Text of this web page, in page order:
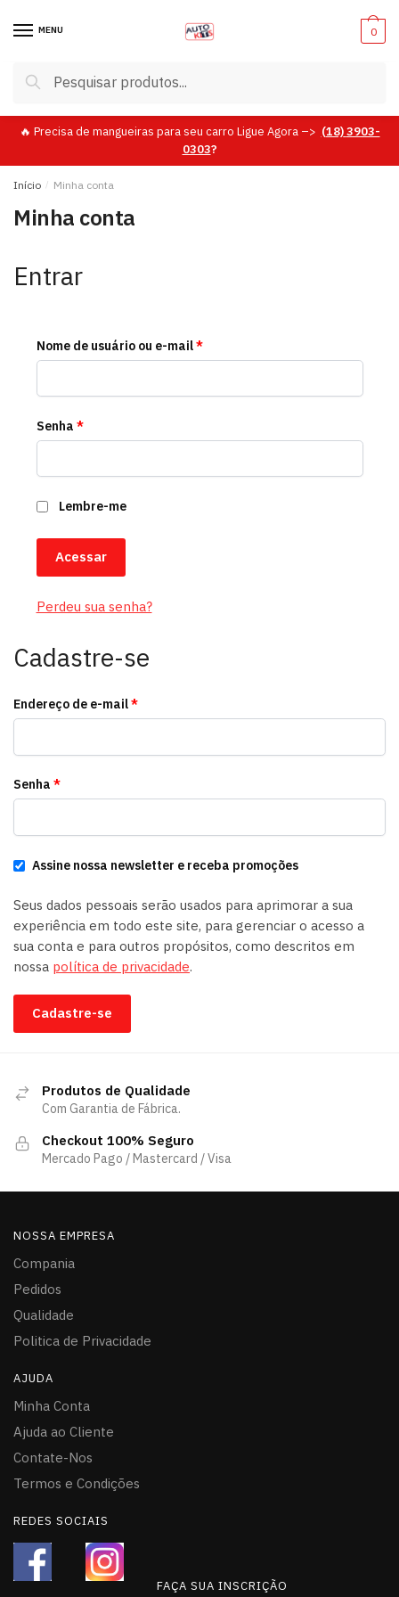
MENU
Pesquisar
0
🔥 Precisa de mangueiras para seu carro Ligue Agora –> (18) 3903-
0303?
Início / Minha conta
Minha conta
Entrar
Nome de usuário ou e-mail*
Senha *
Lembre-me
Acessar
Perdeu sua senha?
Cadastre-se
Endereço de e-mail*
Senha *
Assine nossa newsletter e receba promoções
Seus dados pessoais serão usados para aprimorar a sua
experiência em todo este site, para gerenciar o acesso a
sua conta e para outros propósitos, como descritos em
nossa política de privacidade.
Cadastre-se
Produtos de Qualidade
Com Garantia de Fábrica.
Checkout 100% Seguro
Mercado Pago / Mastercard / Visa
NOSSA EMPRESA
Compania
Pedidos
Qualidade
Politica de Privacidade
AJUDA
Minha Conta
Ajuda ao Cliente
Contate-Nos
Termos e Condições
REDES SOCIAIS
FAÇA SUA INSCRIÇÃO